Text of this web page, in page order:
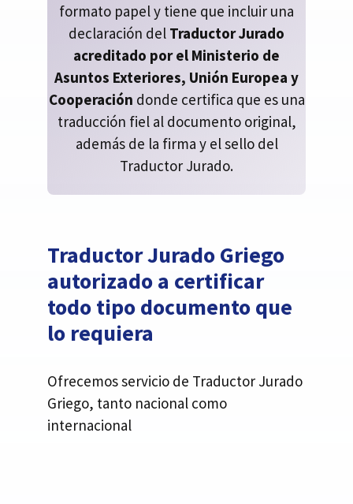
formato papel y tiene que incluir una
declaración del Traductor Jurado
acreditado por el Ministerio de
Asuntos Exteriores, Unión Europea y
Cooperación donde certifica que es una
traducción fiel al documento original,
además de la firma y el sello del
Traductor Jurado.
Traductor Jurado Griego
autorizado a certificar
todo tipo documento que
lo requiera
Ofrecemos servicio de Traductor Jurado
Griego, tanto nacional como
internacional